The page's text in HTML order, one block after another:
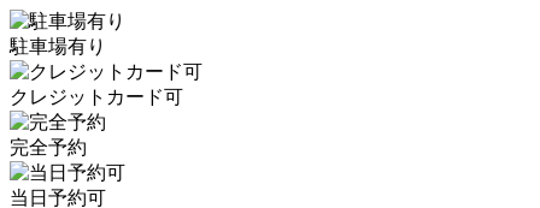
駐車場有り
クレジットカード可
完全予約
当日予約可